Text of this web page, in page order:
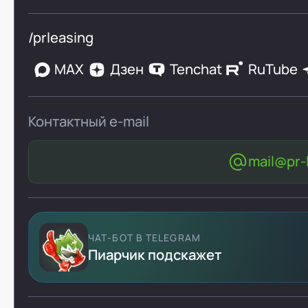
/prleasing
MAX
Дзен Tenchat RuTube
Контактный e-mail
ЧАТ-БОТ В TELEGRAM
Пиарчик подскажет